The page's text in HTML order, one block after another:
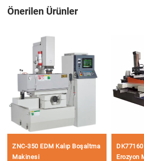
Önerilen Ürünler
ZNC-350 EDM Kalıp Boşaltma
Makinesi
Erozyon